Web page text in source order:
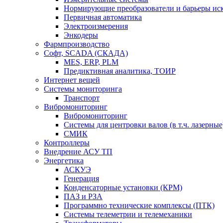
Нормирующие преобразователи и барьеры
Первичная автоматика
Электроизмерения
Энкодеры
Фармпроизводство
Софт, SCADA (СКАДА)
MES, ERP, PLM
Предиктивная аналитика, ТОИР
Интернет вещей
Системы мониторинга
Транспорт
Вибромониторинг
Вибромониторинг
Системы для центровки валов (в т.ч.
СМИК
Контроллеры
Внедрение АСУ ТП
Энергетика
АСКУЭ
Генерация
Конденсаторные установки (КРМ)
ПАЗ и РЗА
Программно технические комплексы (ПТК)
Системы телеметрии и телемеханики